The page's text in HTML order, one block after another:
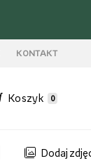
KONTAKT
Koszyk 0
Dodaj